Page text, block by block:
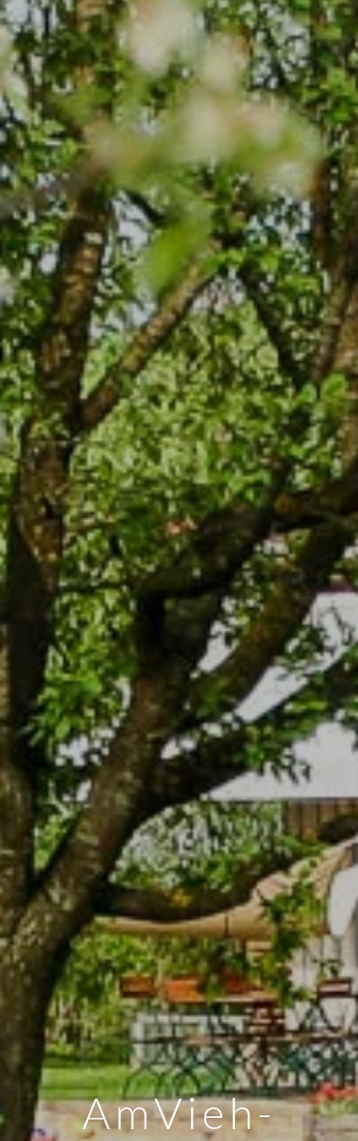
AmVieh-